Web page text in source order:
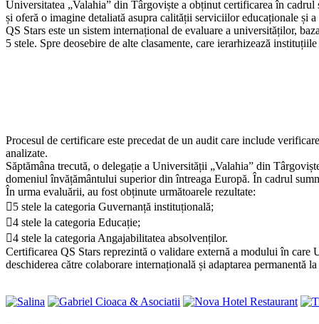
Universitatea „Valahia” din Târgoviște a obținut certificarea în
și oferă o imagine detaliată asupra calității serviciilor educaționale și
QS Stars este un sistem internațional de evaluare a universităților,
5 stele. Spre deosebire de alte clasamente, care ierarhizează
Procesul de certificare este precedat de un audit care include
analizate.
Săptămâna trecută, o delegație a Universității „Valahia” din
domeniul învățământului superior din întreaga Europă. În cadrul
În urma evaluării, au fost obținute următoarele rezultate:
5 stele la categoria Guvernanță instituțională;
4 stele la categoria Educație;
4 stele la categoria Angajabilitatea absolvenților.
Certificarea QS Stars reprezintă o validare externă a modului în care
deschiderea către colaborare internațională și adaptarea